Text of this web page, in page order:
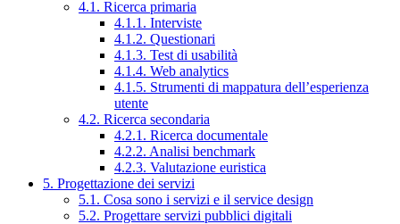
4.1. Ricerca primaria
4.1.1. Interviste
4.1.2. Questionari
4.1.3. Test di usabilità
4.1.4. Web analytics
4.1.5. Strumenti di mappatura dell’esperienza
utente
4.2. Ricerca secondaria
4.2.1. Ricerca documentale
4.2.2. Analisi benchmark
4.2.3. Valutazione euristica
5. Progettazione dei servizi
5.1. Cosa sono i servizi e il service design
5.2. Progettare servizi pubblici digitali